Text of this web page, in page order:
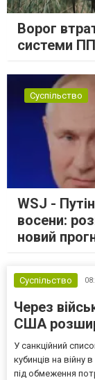
Ворог
системи
Суспільство
WSJ -
восени:
новий
Суспільство
Через
США
У санкційний
кубинців на війну
під обмеження